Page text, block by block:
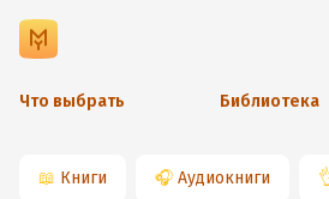
Что выбрать Библиотека
📖 Книги 🎧 Аудиокниги